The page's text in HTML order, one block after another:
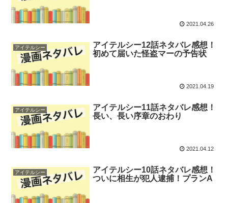
2021.04.26
アイテルシー
アイテルシー12話ネタバレ感想！
初めて届いた怪盗マーの予告状
2021.04.19
アイテルシー
アイテルシー11話ネタバレ感想！
長い、長い序章のおわり
2021.04.12
アイテルシー
アイテルシー10話ネタバレ感想！
ついに相生が犯人逮捕！プランA